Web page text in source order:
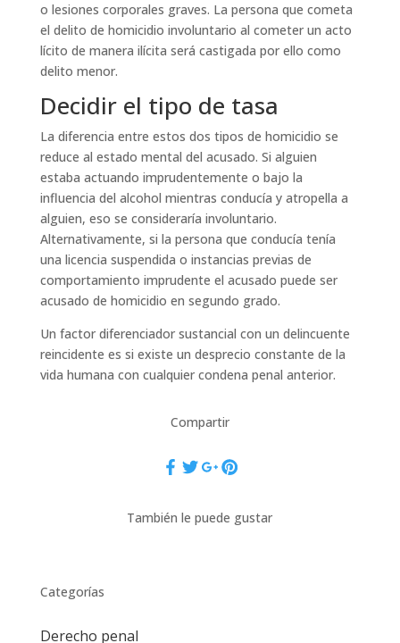
o lesiones corporales graves. La persona que cometa
el delito de homicidio involuntario al cometer un acto
lícito de manera ilícita será castigada por ello como
delito menor.
Decidir el tipo de tasa
La diferencia entre estos dos tipos de homicidio se
reduce al estado mental del acusado. Si alguien
estaba actuando imprudentemente o bajo la
influencia del alcohol mientras conducía y atropella a
alguien, eso se consideraría involuntario.
Alternativamente, si la persona que conducía tenía
una licencia suspendida o instancias previas de
comportamiento imprudente el acusado puede ser
acusado de homicidio en segundo grado.
Un factor diferenciador sustancial con un delincuente
reincidente es si existe un desprecio constante de la
vida humana con cualquier condena penal anterior.
Compartir
También le puede gustar
Categorías
Derecho penal